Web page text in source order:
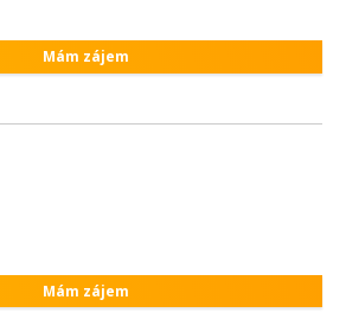
Mám zájem
Mám zájem